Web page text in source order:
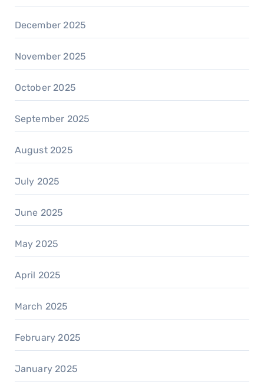
December 2025
November 2025
October 2025
September 2025
August 2025
July 2025
June 2025
May 2025
April 2025
March 2025
February 2025
January 2025